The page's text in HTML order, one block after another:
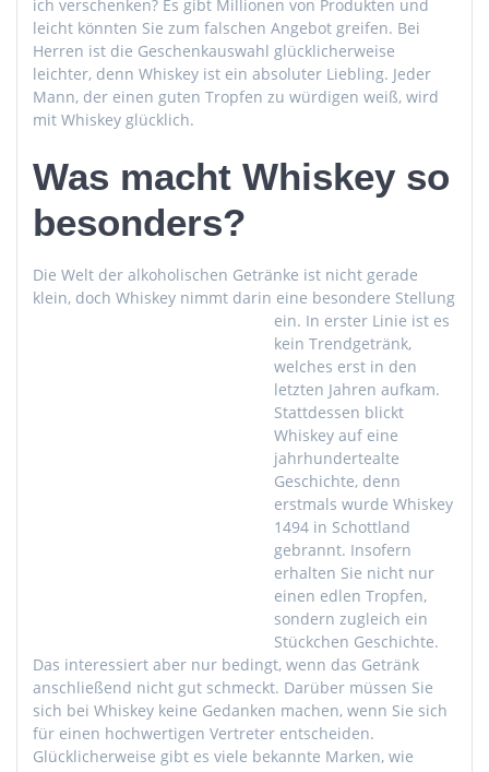
ich verschenken? Es gibt Millionen von Produkten und
leicht könnten Sie zum falschen Angebot greifen. Bei
Herren ist die Geschenkauswahl glücklicherweise
leichter, denn Whiskey ist ein absoluter Liebling. Jeder
Mann, der einen guten Tropfen zu würdigen weiß, wird
mit Whiskey glücklich.
Was macht Whiskey so
besonders?
Die Welt der alkoholischen Getränke ist nicht gerade
klein, doch Whiskey nimmt darin eine besondere Stellung
ein. In erster Linie ist es
kein Trendgetränk,
welches erst in den
letzten Jahren aufkam.
Stattdessen blickt
Whiskey auf eine
jahrhundertealte
Geschichte, denn
erstmals wurde Whiskey
1494 in Schottland
gebrannt. Insofern
erhalten Sie nicht nur
einen edlen Tropfen,
sondern zugleich ein
Stückchen Geschichte.
Das interessiert aber nur bedingt, wenn das Getränk
anschließend nicht gut schmeckt. Darüber müssen Sie
sich bei Whiskey keine Gedanken machen, wenn Sie sich
für einen hochwertigen Vertreter entscheiden.
Glücklicherweise gibt es viele bekannte Marken, wie